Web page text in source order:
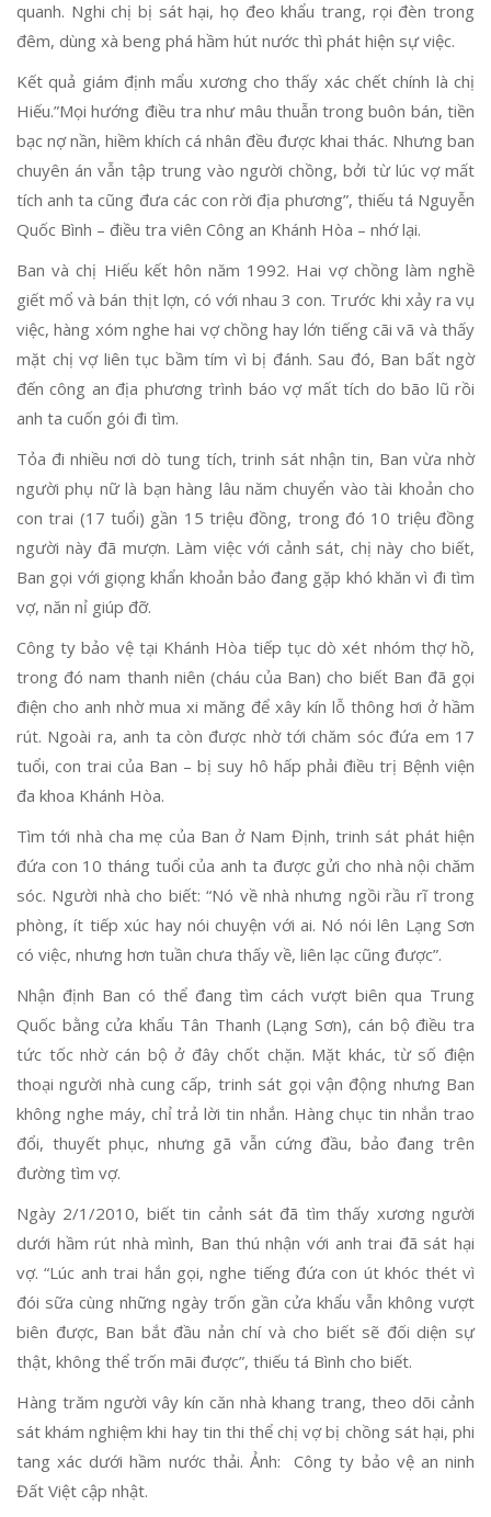
quanh. Nghi chị bị sát hại, họ đeo khẩu trang, rọi đèn trong
đêm, dùng xà beng phá hầm hút nước thì phát hiện sự việc.
Kết quả giám định mẩu xương cho thấy xác chết chính là chị
Hiếu.”Mọi hướng điều tra như mâu thuẫn trong buôn bán, tiền
bạc nợ nần, hiềm khích cá nhân đều được khai thác. Nhưng ban
chuyên án vẫn tập trung vào người chồng, bởi từ lúc vợ mất
tích anh ta cũng đưa các con rời địa phương”, thiếu tá Nguyễn
Quốc Bình – điều tra viên Công an Khánh Hòa – nhớ lại.
Ban và chị Hiếu kết hôn năm 1992. Hai vợ chồng làm nghề
giết mổ và bán thịt lợn, có với nhau 3 con. Trước khi xảy ra vụ
việc, hàng xóm nghe hai vợ chồng hay lớn tiếng cãi vã và thấy
mặt chị vợ liên tục bầm tím vì bị đánh. Sau đó, Ban bất ngờ
đến công an địa phương trình báo vợ mất tích do bão lũ rồi
anh ta cuốn gói đi tìm.
Tỏa đi nhiều nơi dò tung tích, trinh sát nhận tin, Ban vừa nhờ
người phụ nữ là bạn hàng lâu năm chuyển vào tài khoản cho
con trai (17 tuổi) gần 15 triệu đồng, trong đó 10 triệu đồng
người này đã mượn. Làm việc với cảnh sát, chị này cho biết,
Ban gọi với giọng khẩn khoản bảo đang gặp khó khăn vì đi tìm
vợ, năn nỉ giúp đỡ.
Công ty bảo vệ tại Khánh Hòa tiếp tục dò xét nhóm thợ hồ,
trong đó nam thanh niên (cháu của Ban) cho biết Ban đã gọi
điện cho anh nhờ mua xi măng để xây kín lỗ thông hơi ở hầm
rút. Ngoài ra, anh ta còn được nhờ tới chăm sóc đứa em 17
tuổi, con trai của Ban – bị suy hô hấp phải điều trị Bệnh viện
đa khoa Khánh Hòa.
Tìm tới nhà cha mẹ của Ban ở Nam Định, trinh sát phát hiện
đứa con 10 tháng tuổi của anh ta được gửi cho nhà nội chăm
sóc. Người nhà cho biết: “Nó về nhà nhưng ngồi rầu rĩ trong
phòng, ít tiếp xúc hay nói chuyện với ai. Nó nói lên Lạng Sơn
có việc, nhưng hơn tuần chưa thấy về, liên lạc cũng được”.
Nhận định Ban có thể đang tìm cách vượt biên qua Trung
Quốc bằng cửa khẩu Tân Thanh (Lạng Sơn), cán bộ điều tra
tức tốc nhờ cán bộ ở đây chốt chặn. Mặt khác, từ số điện
thoại người nhà cung cấp, trinh sát gọi vận động nhưng Ban
không nghe máy, chỉ trả lời tin nhắn. Hàng chục tin nhắn trao
đổi, thuyết phục, nhưng gã vẫn cứng đầu, bảo đang trên
đường tìm vợ.
Ngày 2/1/2010, biết tin cảnh sát đã tìm thấy xương người
dưới hầm rút nhà mình, Ban thú nhận với anh trai đã sát hại
vợ. “Lúc anh trai hắn gọi, nghe tiếng đứa con út khóc thét vì
đói sữa cùng những ngày trốn gần cửa khẩu vẫn không vượt
biên được, Ban bắt đầu nản chí và cho biết sẽ đối diện sự
thật, không thể trốn mãi được”, thiếu tá Bình cho biết.
Hàng trăm người vây kín căn nhà khang trang, theo dõi cảnh
sát khám nghiệm khi hay tin thi thể chị vợ bị chồng sát hại, phi
tang xác dưới hầm nước thải. Ảnh: Công ty bảo vệ an ninh
Đất Việt cập nhật.